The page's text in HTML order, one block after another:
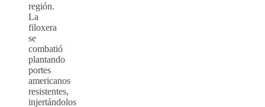
región.
La
filoxera
se
combatió
plantando
portes
americanos
resistentes,
injertándolos